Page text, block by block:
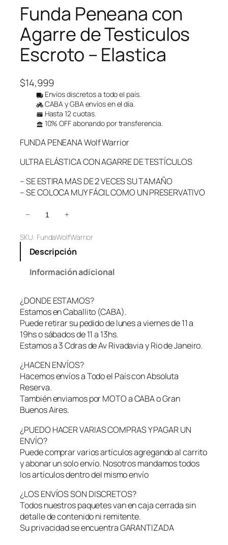
Funda Peneana con
Agarre de Testiculos
Escroto – Elastica
$14,999
Envíos discretos a todo el país.
CABA y GBA envíos en el día.
Hasta 12 cuotas.
10% OFF abonando por transferencia.
FUNDA PENEANA Wolf Warrior
ULTRA ELÁSTICA CON AGARRE DE TESTÍCULOS
– SE ESTIRA MAS DE 2 VECES SU TAMAÑO
– SE COLOCA MUY FÁCIL COMO UN PRESERVATIVO
n
a
e
a
n
a
c
o
n
A
g
a
r
e
d
e
T
s
t
i
c
− +
SKU: FundaWolfWarrior
Descripción
Información adicional
¿DONDE ESTAMOS?
Estamos en Caballito (CABA).
Puede retirar su pedido de lunes a viernes de 11 a
19hs o sábados de 11 a 13hs.
Estamos a 3 Cdras de Av Rivadavia y Rio de Janeiro.
¿HACEN ENVÍOS?
Hacemos envíos a Todo el País con Absoluta
Reserva.
También enviamos por MOTO a CABA o Gran
Buenos Aires.
¿PUEDO HACER VARIAS COMPRAS Y PAGAR UN
ENVÍO?
Puede comprar varios artículos agregando al carrito
y abonar un solo envío. Nosotros mandamos todos
los artículos dentro del mismo envío
¿LOS ENVÍOS SON DISCRETOS?
Todos nuestros paquetes van en caja cerrada sin
detalle de contenido ni remitente.
Su privacidad se encuentra GARANTIZADA